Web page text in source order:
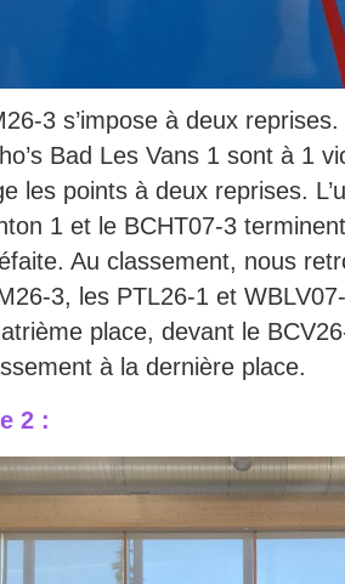
3 s’impose à deux
Bad Les Vans 1 sont à 1
les points à deux reprises.
1 et le BCHT07-3
Au classement, nous
3, les PTL26-1 et
place, devant le
à la dernière place.
2 :